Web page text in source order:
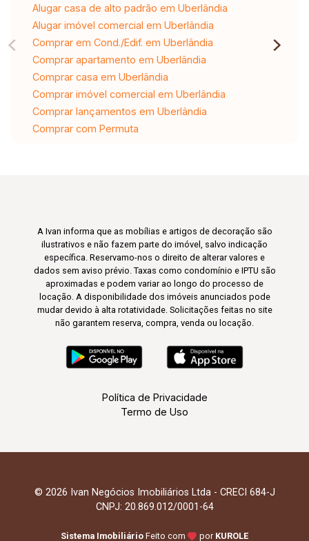
Alugar casa de alto padrão em Uberlândia
Alugar imóvel comercial em Uberlândia
Comprar em Cond./Edif. em Uberlândia
Comprar apartamento em Uberlândia
Comprar casa em Uberlândia
Comprar imóvel comercial em Uberlândia
Comprar lançamentos em Uberlândia
Comprar com Permuta
A Ivan informa que as mobílias e artigos de decoração são
ilustrativos e não fazem parte do imóvel, salvo indicação
específica. Reservamo-nos o direito de alterar valores e
dados sem aviso prévio. Taxas como condomínio e IPTU são
aproximadas e podem variar ao longo do processo de
locação. A disponibilidade dos imóveis anunciados pode
mudar devido à alta rotatividade. Solicitações feitas no site
não garantem reserva, compra, venda ou locação.
Política de Privacidade
Termo de Uso
© 2026 Ivan Negócios Imobiliários Ltda - CRECI 684-J
CNPJ: 20.869.012/0001-64
Sistema Imobiliário Feito com por KUROLE